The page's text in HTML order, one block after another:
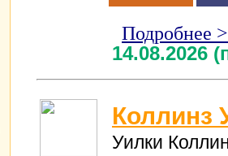
Подробнее
14.08.2026
Коллинз
Уилки